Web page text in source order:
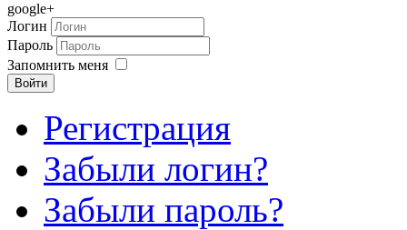
google+
Логин
Пароль
Запомнить меня
Войти
Регистрация
Забыли логин?
Забыли пароль?